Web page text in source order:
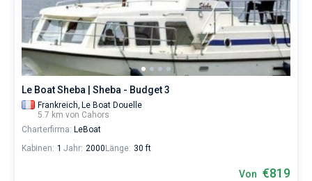
Skipper
wählen,
Boot
chartern
und
verwalten.
Im
Sailica-
Katalog
der
Le Boat Sheba | Sheba - Budget 3
Frankreich, Le Boat Douelle
5.7 km von Cahors
Charterfirma: LeBoat
Kabinen: 1 Jahr: 2000 Länge: 30 ft
Von €819
Bareboat
Kapitan
Zeige Ergebnisse(0)